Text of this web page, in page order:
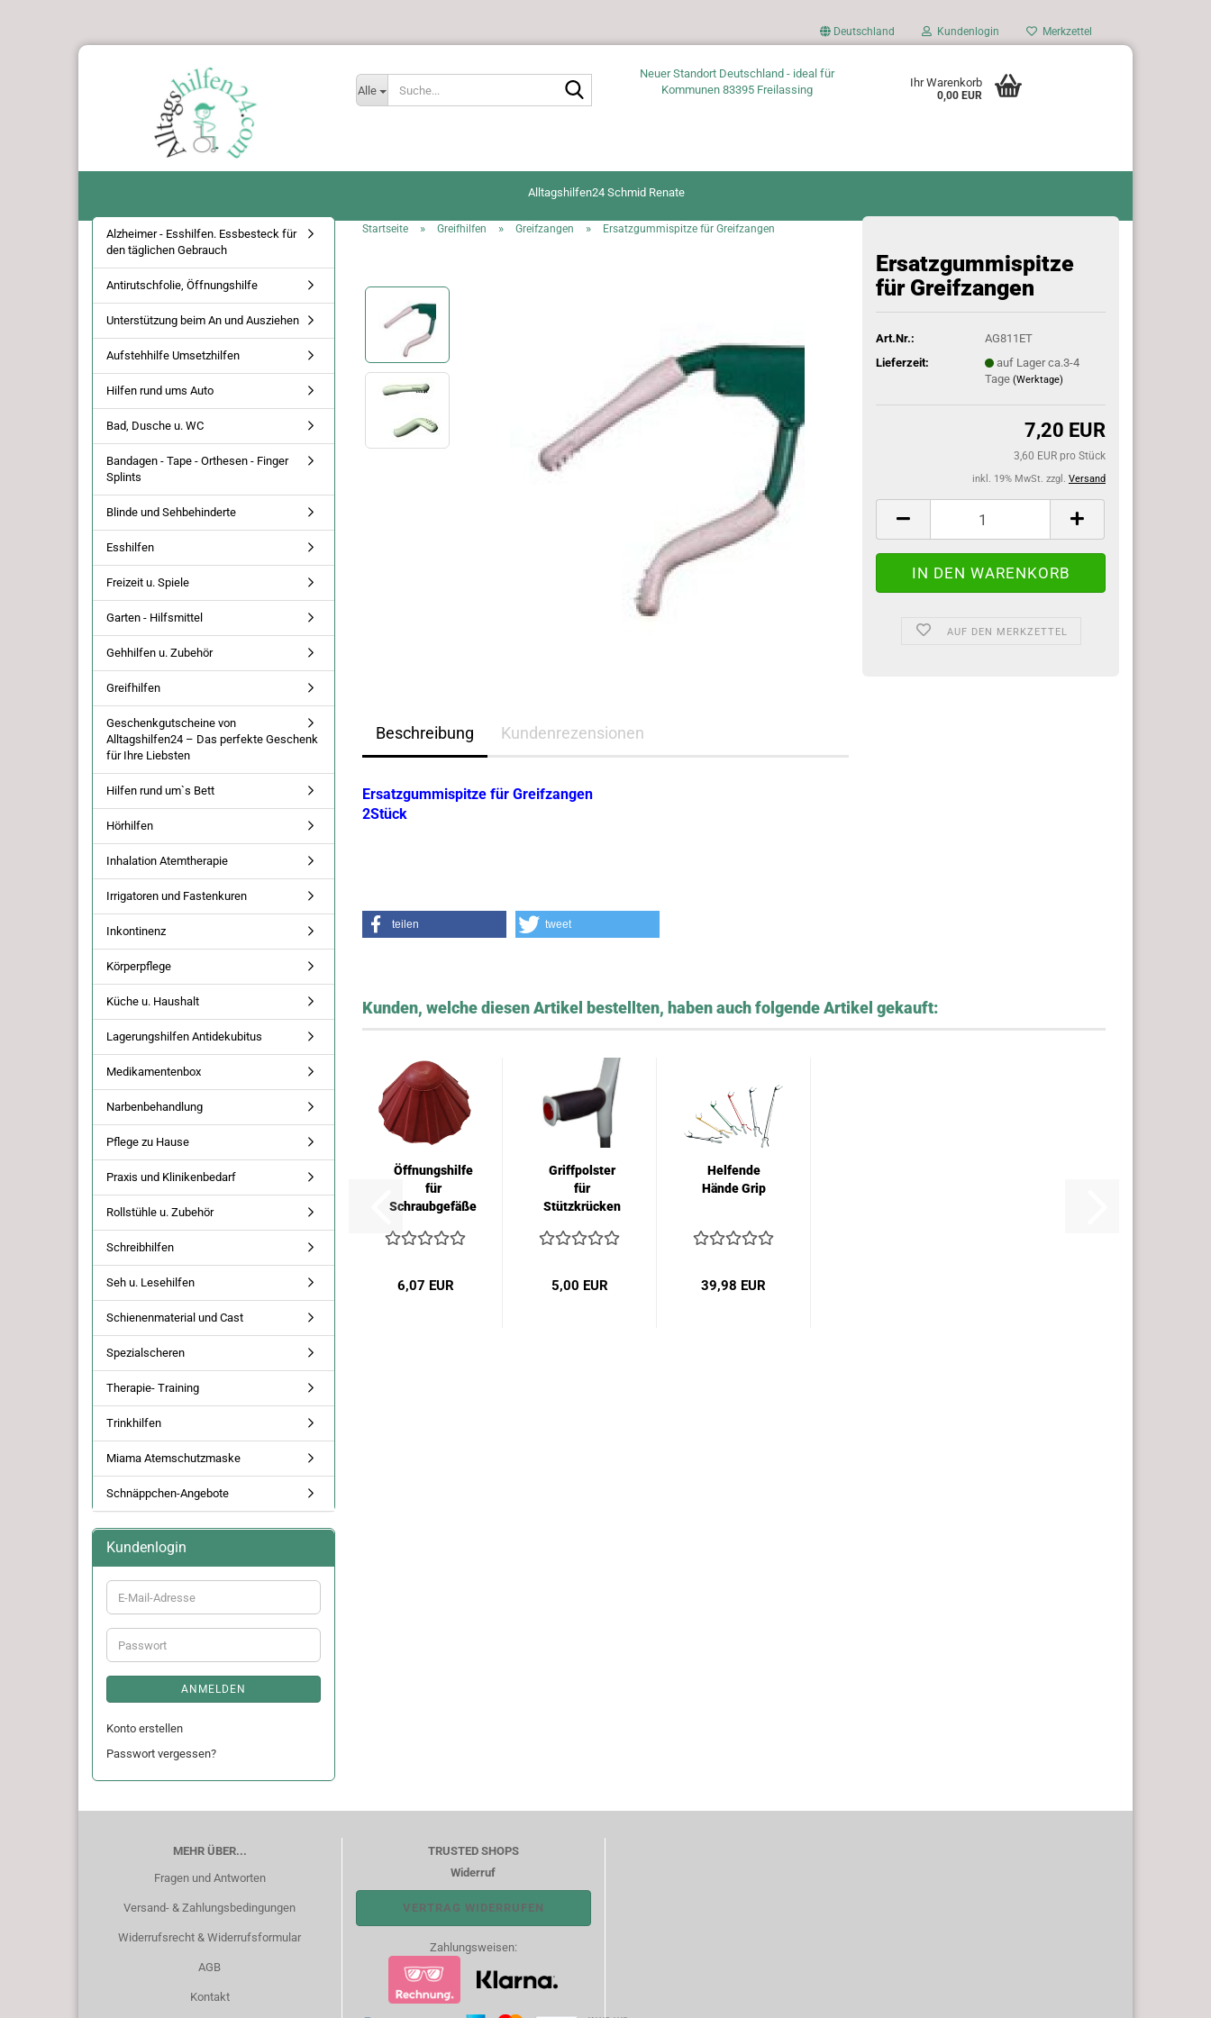
Deutschland Kundenlogin Merkzettel
Alle
Neuer Standort Deutschland - ideal für
Kommunen 83395 Freilassing
Ihr Warenkorb
0,00 EUR
Alltagshilfen24 Schmid Renate
Startseite » Greifhilfen » Greifzangen » Ersatzgummispitze für Greifzangen
Ersatzgummispitze
für Greifzangen
Art.Nr.:
AG811ET
Lieferzeit:
auf Lager ca.3-4
Tage(Werktage)
7,20 EUR
3,60 EUR pro Stück
inkl. 19% MwSt. zzgl. Versand
AUF DEN MERKZETTEL
Beschreibung Kundenrezensionen
Ersatzgummispitze für Greifzangen
2Stück
teilen tweet
Kunden, welche diesen Artikel bestellten, haben auch folgende Artikel gekauft:
Öffnungshilfe
für
Schraubgefäße
6,07 EUR
Griffpolster
für
Stützkrücken
5,00 EUR
Helfende
Hände Grip
39,98 EUR
Alzheimer - Esshilfen. Essbesteck für
den täglichen Gebrauch
Antirutschfolie, Öffnungshilfe
Unterstützung beim An und Ausziehen
Aufstehhilfe Umsetzhilfen
Hilfen rund ums Auto
Bad, Dusche u. WC
Bandagen - Tape - Orthesen - Finger
Splints
Blinde und Sehbehinderte
Esshilfen
Freizeit u. Spiele
Garten - Hilfsmittel
Gehhilfen u. Zubehör
Greifhilfen
Geschenkgutscheine von
Alltagshilfen24 – Das perfekte Geschenk
für Ihre Liebsten
Hilfen rund um`s Bett
Hörhilfen
Inhalation Atemtherapie
Irrigatoren und Fastenkuren
Inkontinenz
Körperpflege
Küche u. Haushalt
Lagerungshilfen Antidekubitus
Medikamentenbox
Narbenbehandlung
Pflege zu Hause
Praxis und Klinikenbedarf
Rollstühle u. Zubehör
Schreibhilfen
Seh u. Lesehilfen
Schienenmaterial und Cast
Spezialscheren
Therapie- Training
Trinkhilfen
Miama Atemschutzmaske
Schnäppchen-Angebote
Kundenlogin
E-
Mail-
Adresse
Passwort
ANMELDEN
Konto erstellen
Passwort vergessen?
MEHR ÜBER...
Fragen und Antworten
Versand- & Zahlungsbedingungen
Widerrufsrecht & Widerrufsformular
AGB
Kontakt
TRUSTED SHOPS
Widerruf
VERTRAG WIDERRUFEN
Zahlungsweisen: